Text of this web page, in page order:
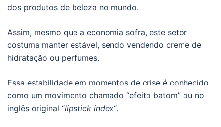
dos produtos de beleza no mundo.
Assim, mesmo que a economia sofra, este setor
costuma manter estável, sendo vendendo creme de
hidratação ou perfumes.
Essa estabilidade em momentos de crise é conhecido
como um movimento chamado “efeito batom” ou no
inglês original “lipstick index“.